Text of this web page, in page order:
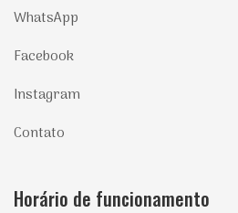
WhatsApp
Facebook
Instagram
Contato
Horário de funcionamento